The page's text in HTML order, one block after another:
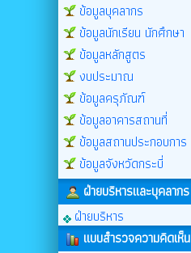
ข้อมูลบุคลากร
ข้อมูลนักเรียน นักศึกษา
ข้อมูลหลักสูตร
งบประมาณ
ข้อมูลครุภัณฑ์
ข้อมูลอาคารสถานที่
ข้อมูลสถานประกอบการ
ข้อมูลจังหวัดกระบี่
ฝ่ายบริหารและบุคลากร
ฝ่ายบริหาร
แบบสำรวจความคิดเห็น